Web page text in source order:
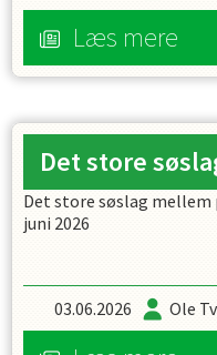
Læs mere
Det store
Det store søslag mellem
juni 2026
03.06.2026 Ole